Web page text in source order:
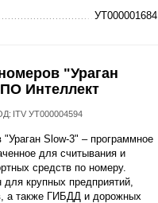
УТ000001684
"Ураган
Интеллект
ITV УТ000004594
"Ураган Slow-3" – программное
для считывания и
средств по номеру.
для крупных предприятий,
а также ГИБДД и дорожных